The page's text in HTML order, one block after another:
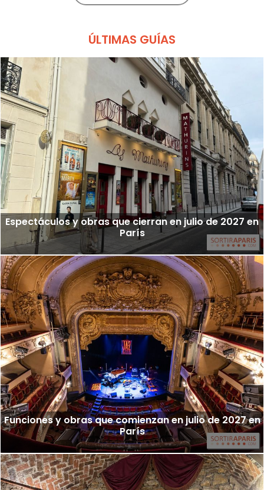
ÚLTIMAS GUÍAS
Espectáculos y obras que cierran en julio de 2027 en
París
Funciones y obras que comienzan en julio de 2027 en
París